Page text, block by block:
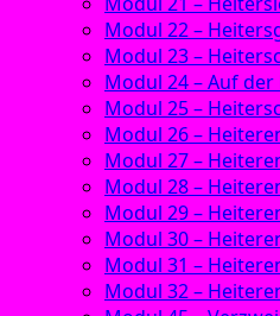
Modul 22 –
Modul 23 –
Modul 24 – Auf
Modul 25 –
Modul 26 –
Modul 27 –
Modul 28 –
Modul 29 –
Modul 30 –
Modul 31 –
Modul 32 –